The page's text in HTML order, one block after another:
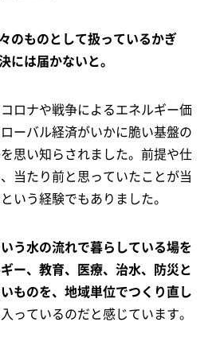
のものとして扱っているかぎ
には届かないと。
ロナや戦争によるエネルギー価
ーバル経済がいかに脆い基盤の
思い知らされました。前提や仕
当たり前と思っていたことが当
いう経験でもありました。
いう水の流れで暮らしている場を
ー、教育、医療、治水、防災と
ものを、地域単位でつくり直し
っているのだと感じています。